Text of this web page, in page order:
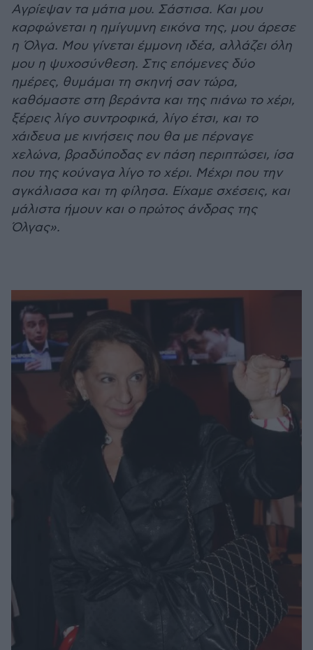
Αγρίεψαν τα μάτια μου. Σάστισα. Και μου
καρφώνεται η ημίγυμνη εικόνα της, μου άρεσε
η Όλγα. Μου γίνεται έμμονη ιδέα, αλλάζει όλη
μου η ψυχοσύνθεση. Στις επόμενες δύο
ημέρες, θυμάμαι τη σκηνή σαν τώρα,
καθόμαστε στη βεράντα και της πιάνω το χέρι,
ξέρεις λίγο συντροφικά, λίγο έτσι, και το
χάιδευα με κινήσεις που θα με πέρναγε
χελώνα, βραδύποδας εν πάση περιπτώσει, ίσα
που της κούναγα λίγο το χέρι. Μέχρι που την
αγκάλιασα και τη φίλησα. Είχαμε σχέσεις, και
μάλιστα ήμουν και ο πρώτος άνδρας της
Όλγας».